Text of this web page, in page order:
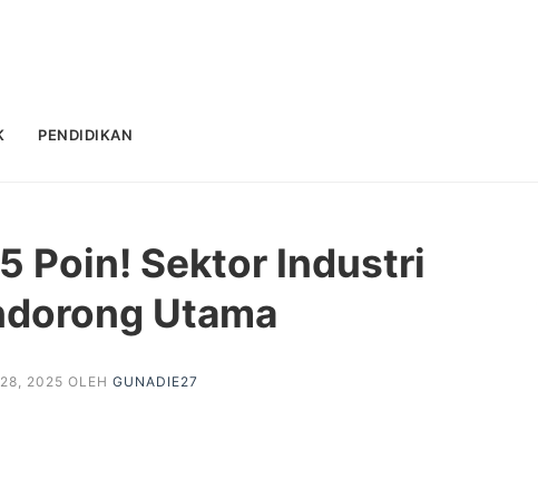
PENDIDIKAN
Poin! Sektor Industri
Utama
2025 OLEH GUNADIE27